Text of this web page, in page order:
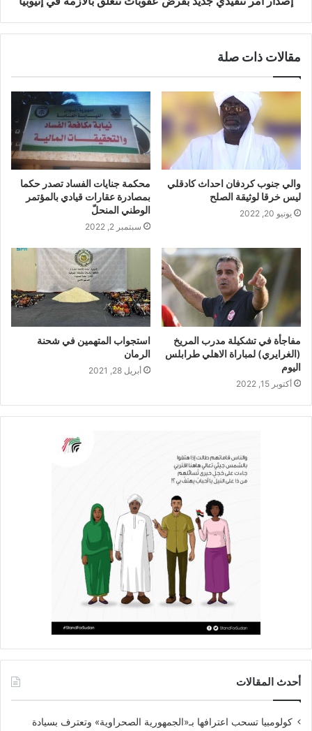
مقالات ذات صلة
والي جنوب كردفان احداث كادقلي
ليس خرقا لوثيقة الصلح
يونيو 20, 2022
محكمة جنايات الفساد تصدر حكما
بمصادرة عقارات قيادي بالمؤتمر
الوطني المنحلّ
سبتمبر 2, 2022
مفاجأة في تشكيلة مدرب المريخ
(الغرايري) لمباراة الاهلي طرابلس
اليوم
أكتوبر 15, 2022
استجواب المتهمين في شحنة
الرمان
أبريل 28, 2021
أحدث المقالات
كولومبيا تسحب اعترافها بـ«الجمهورية الصحراوية» وتعترف بسيادة